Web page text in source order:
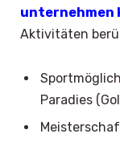
unternehmen
Aktivitäten
Paradies